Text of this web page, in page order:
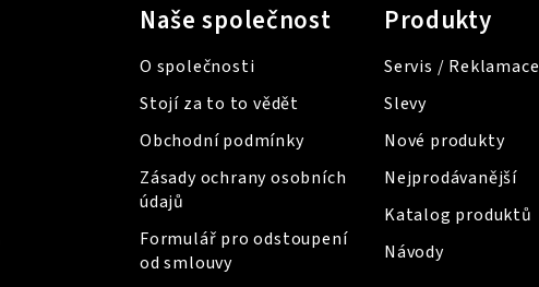
Naše společnost
O společnosti
Stojí za to to vědět
Obchodní podmínky
Zásady ochrany osobních
údajů
Formulář pro odstoupení
od smlouvy
Produkty
Servis / Reklamace
Slevy
Nové produkty
Nejprodávanější
Katalog produktů
Návody